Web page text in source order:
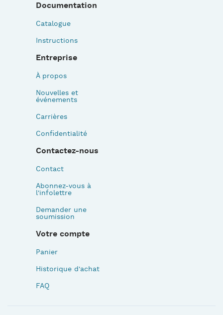
Documentation
Catalogue
Instructions
Entreprise
À propos
Nouvelles et
événements
Carrières
Confidentialité
Contactez-nous
Contact
Abonnez-vous à
l'infolettre
Demander une
soumission
Votre compte
Panier
Historique d'achat
FAQ